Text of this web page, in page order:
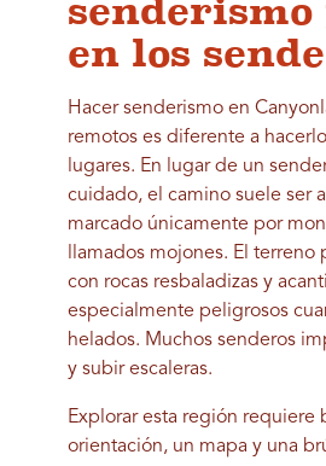
senderismo
en los
Hacer senderismo en
remotos es diferente a
lugares. En lugar de un
cuidado, el camino suele ser
marcado únicamente por
llamados mojones. El
con rocas resbaladizas y
especialmente peligrosos
helados. Muchos senderos
y subir escaleras.
Explorar esta región requiere
orientación, un mapa y una